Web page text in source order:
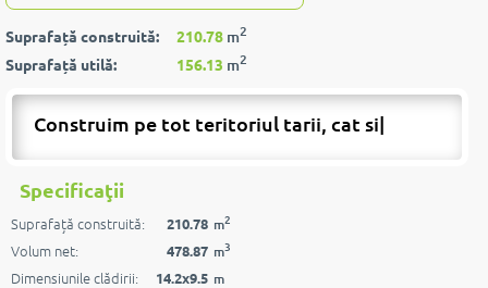
Suprafață construită: 210.78 m2
Suprafață utilă: 156.13 m2
Construim pe tot teritoriul tarii, cat si pe
Specificaţii
Suprafață construită: 210.78 m2
Volum net: 478.87 m3
Dimensiunile clădirii: 14.2x9.5 m